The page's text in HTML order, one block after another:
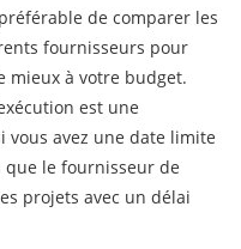
de comparer les
fournisseurs pour
mieux à votre budget.
est une
avez une date limite
que le fournisseur de
projets avec un délai